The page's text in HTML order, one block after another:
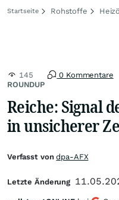
Startseite Rohstoffe
ROUNDUP
145 0 Kommentare
Reiche: Signal
in unsicherer
Verfasst vondpa-AFX
Letzte Änderung